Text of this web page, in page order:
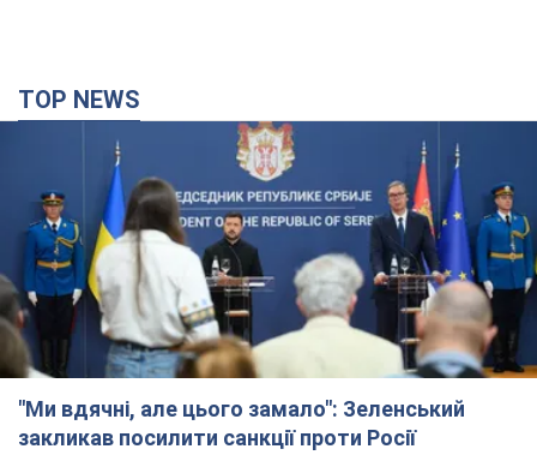
TOP NEWS
"Ми вдячні, але цього замало": Зеленський
закликав посилити санкції проти Росії